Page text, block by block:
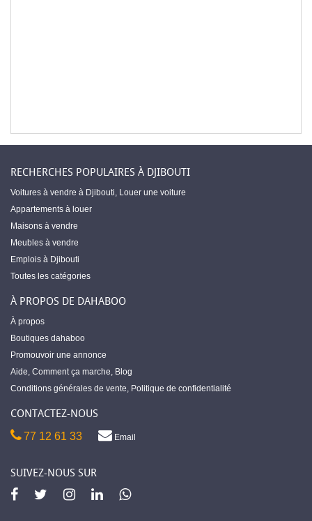
RECHERCHES POPULAIRES À DJIBOUTI
Voitures à vendre à Djibouti, Louer une voiture
Appartements à louer
Maisons à vendre
Meubles à vendre
Emplois à Djibouti
Toutes les catégories
À PROPOS DE DAHABOO
À propos
Boutiques dahaboo
Promouvoir une annonce
Aide, Comment ça marche, Blog
Conditions générales de vente, Politique de confidentialité
CONTACTEZ-NOUS
77 12 61 33 Email
SUIVEZ-NOUS SUR